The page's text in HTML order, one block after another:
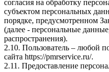
согласия на обработку
субъектом персональных
порядке, предусмотренном
(далее - персональные
распространения).
2.10. Пользователь – любой
сайта https://pmrservice.ru/.
2.11. Предоставление